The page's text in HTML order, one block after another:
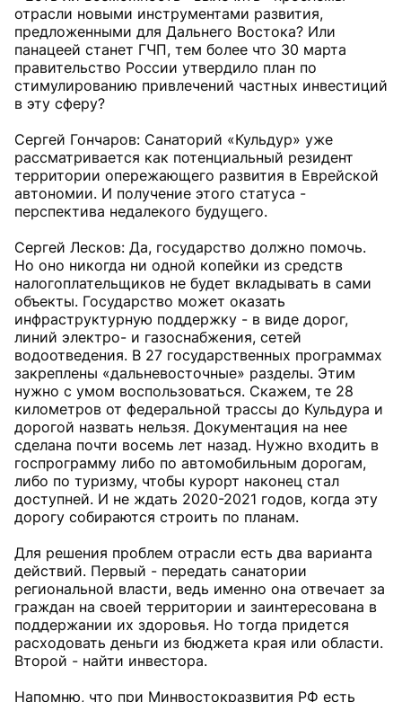
отрасли новыми инструментами развития,
предложенными для Дальнего Востока? Или
панацеей станет ГЧП, тем более что 30 марта
правительство России утвердило план по
стимулированию привлечений частных инвестиций
в эту сферу?
Сергей Гончаров: Санаторий «Кульдур» уже
рассматривается как потенциальный резидент
территории опережающего развития в Еврейской
автономии. И получение этого статуса -
перспектива недалекого будущего.
Сергей Лесков: Да, государство должно помочь.
Но оно никогда ни одной копейки из средств
налогоплательщиков не будет вкладывать в сами
объекты. Государство может оказать
инфраструктурную поддержку - в виде дорог,
линий электро- и газоснабжения, сетей
водоотведения. В 27 государственных программах
закреплены «дальневосточные» разделы. Этим
нужно с умом воспользоваться. Скажем, те 28
километров от федеральной трассы до Кульдура и
дорогой назвать нельзя. Документация на нее
сделана почти восемь лет назад. Нужно входить в
госпрограмму либо по автомобильным дорогам,
либо по туризму, чтобы курорт наконец стал
доступней. И не ждать 2020-2021 годов, когда эту
дорогу собираются строить по планам.
Для решения проблем отрасли есть два варианта
действий. Первый - передать санатории
региональной власти, ведь именно она отвечает за
граждан на своей территории и заинтересована в
поддержании их здоровья. Но тогда придется
расходовать деньги из бюджета края или области.
Второй - найти инвестора.
Напомню, что при Минвостокразвития РФ есть